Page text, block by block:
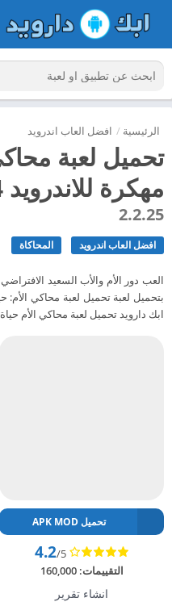
الرئيسية / افضل العاب اندرويد
تحميل لعبة
مهكرة للاندرويد 2024
2.2.25
افضل العاب اندرويد المحاكاة
العب دور الأم والأب السعيد
ابك دارويد تحميل لعبة محاكي الأم حياة العائلة
تحميل APK MOD
4.2/5
التقييمات:160,000
انشاء تقرير